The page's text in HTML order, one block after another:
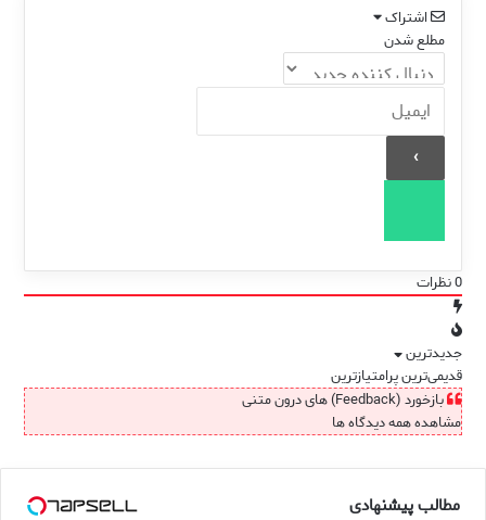
اشتراک
مطلع شدن
0نظرات
جدیدترین
قدیمی‌ترینپرامتیازترین
بازخورد (Feedback) های درون متنی
مشاهده همه دیدگاه ها
مطالب پیشنهادی